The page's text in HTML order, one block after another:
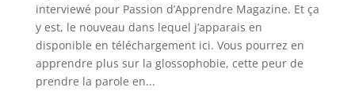
interviewé pour Passion d’Apprendre Magazine. Et ça
y est, le nouveau dans lequel j’apparais en
disponible en téléchargement ici. Vous pourrez en
apprendre plus sur la glossophobie, cette peur de
prendre la parole en...